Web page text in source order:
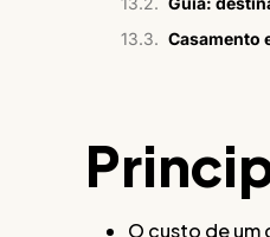
Casamento
O custo de um